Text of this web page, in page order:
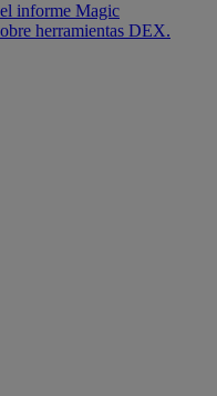
informe Magic
herramientas DEX.